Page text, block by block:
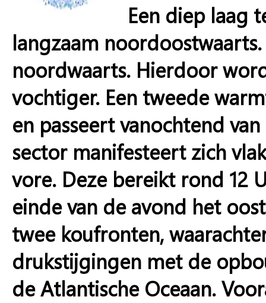
Een diep laag
langzaam
noordwaarts. Hierdoor
vochtiger. Een tweede
en passeert vanochtend
sector manifesteert zich
vore. Deze bereikt rond 12
einde van de avond het
twee koufronten,
drukstijgingen met de
de Atlantische Oceaan.